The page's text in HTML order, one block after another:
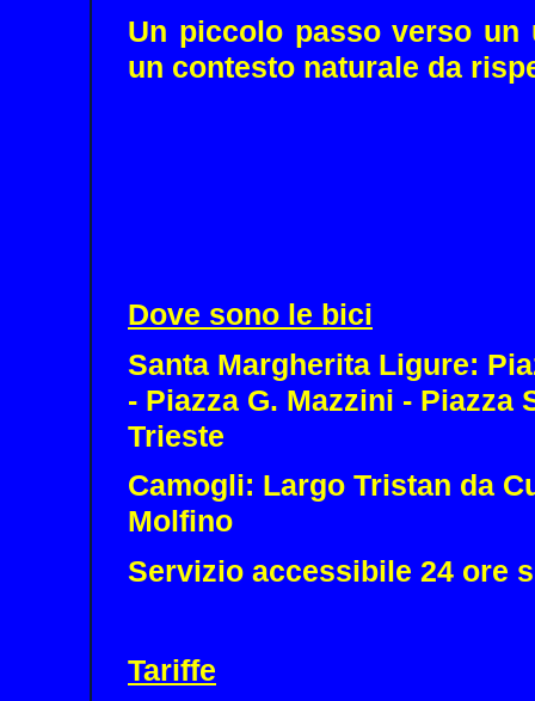
Un piccolo passo verso
un contesto naturale da
Dove sono le bici
Santa Margherita Ligure:
- Piazza G. Mazzini -
Trieste
Camogli: Largo Tristan da
Molfino
Servizio accessibile 24 ore
Tariffe